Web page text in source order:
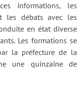
informations, les
les débats avec les
en état diverse
Les formations se
la préfecture de la
une quinzaine de